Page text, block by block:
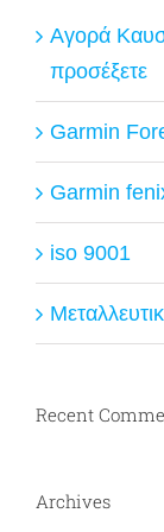
Αγορά
προσέξετε
Garmin
Garmin
iso 9001
Recent
Archives